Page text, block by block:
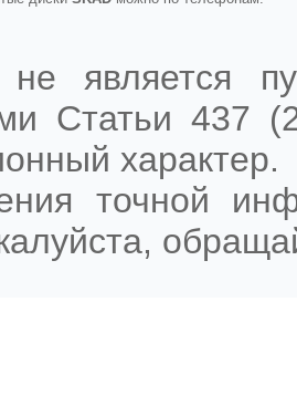
является
Статьи 437
характер.
точной